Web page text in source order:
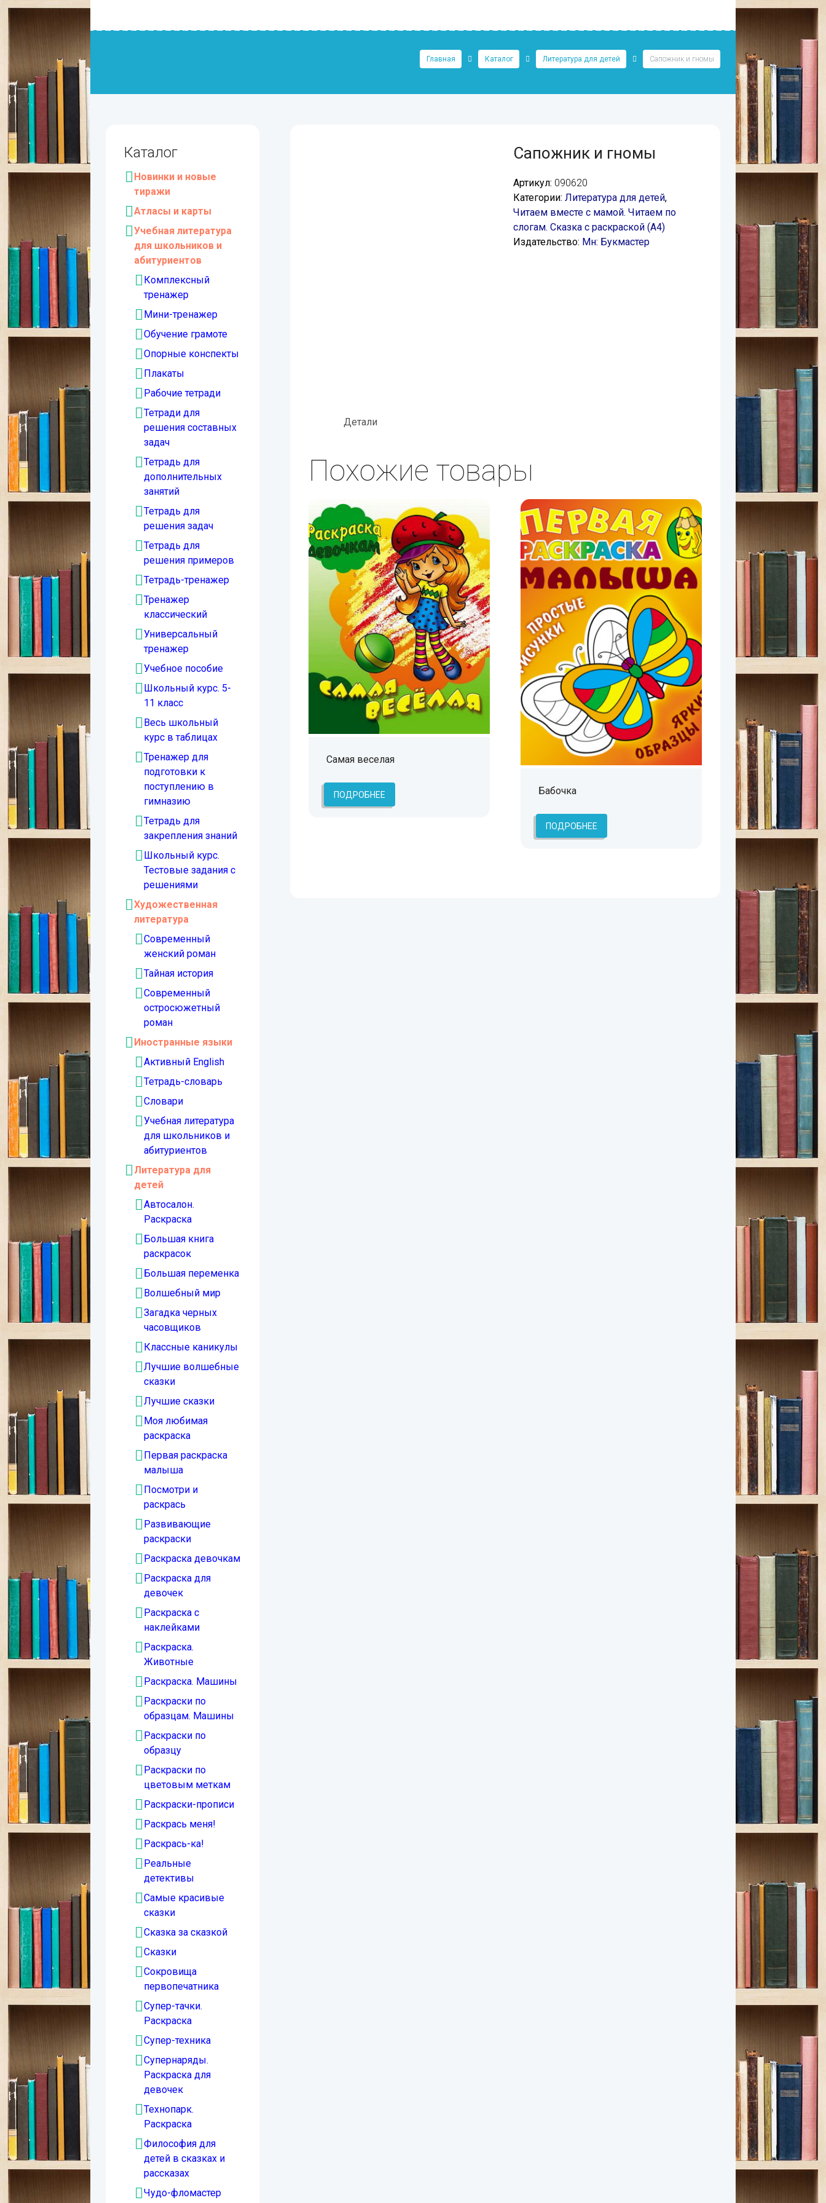
Главная Каталог Литература для детей Сапожник и гномы
Сапожник и гномы
Артикул: 090620
Категории: Литература для детей,
Читаем вместе с мамой. Читаем по
слогам. Сказка с раскраской (А4)
Издательство: Мн: Букмастер
Детали
Похожие товары
Самая веселая
ПОДРОБНЕЕ Бабочка
ПОДРОБНЕЕ
Каталог
Новинки и новые
тиражи
Атласы и карты
Учебная литература
для школьников и
абитуриентов
Комплексный
тренажер
Мини-тренажер
Обучение грамоте
Опорные конспекты
Плакаты
Рабочие тетради
Тетради для
решения составных
задач
Тетрадь для
дополнительных
занятий
Тетрадь для
решения задач
Тетрадь для
решения примеров
Тетрадь-тренажер
Тренажер
классический
Универсальный
тренажер
Учебное пособие
Школьный курс. 5-
11 класс
Весь школьный
курс в таблицах
Тренажер для
подготовки к
поступлению в
гимназию
Тетрадь для
закрепления знаний
Школьный курс.
Тестовые задания с
решениями
Художественная
литература
Современный
женский роман
Тайная история
Современный
остросюжетный
роман
Иностранные языки
Активный English
Тетрадь-словарь
Словари
Учебная литература
для школьников и
абитуриентов
Литература для
детей
Автосалон.
Раскраска
Большая книга
раскрасок
Большая переменка
Волшебный мир
Загадка черных
часовщиков
Классные каникулы
Лучшие волшебные
сказки
Лучшие сказки
Моя любимая
раскраска
Первая раскраска
малыша
Посмотри и
раскрась
Развивающие
раскраски
Раскраска девочкам
Раскраска для
девочек
Раскраска с
наклейками
Раскраска.
Животные
Раскраска. Машины
Раскраски по
образцам. Машины
Раскраски по
образцу
Раскраски по
цветовым меткам
Раскраски-прописи
Раскрась меня!
Раскрась-ка!
Реальные
детективы
Самые красивые
сказки
Сказка за сказкой
Сказки
Сокровища
первопечатника
Супер-тачки.
Раскраска
Супер-техника
Супернаряды.
Раскраска для
девочек
Технопарк.
Раскраска
Философия для
детей в сказках и
рассказах
Чудо-фломастер